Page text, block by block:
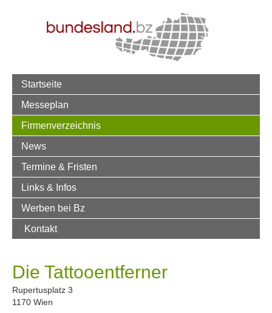
Startseite
Messeplan
Firmenverzeichnis
News
Termine & Fristen
Links & Infos
Werben bei Bz
Kontakt
Die Tattooentferner
Rupertusplatz 3
1170 Wien